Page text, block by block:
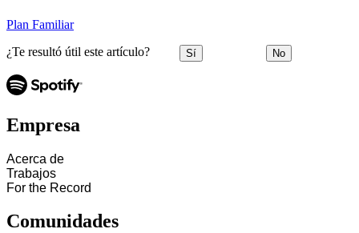
Plan Familiar
¿Te resultó útil este artículo? Sí No
Empresa
Acerca de
Trabajos
For the Record
Comunidades